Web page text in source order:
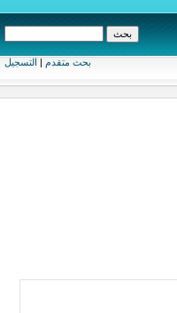
بحث متقدم | التسجيل